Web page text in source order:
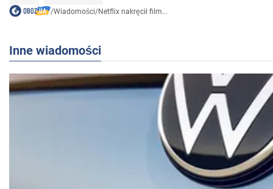
/Wiadomości/Netflix nakręcił film...
Inne wiadomości